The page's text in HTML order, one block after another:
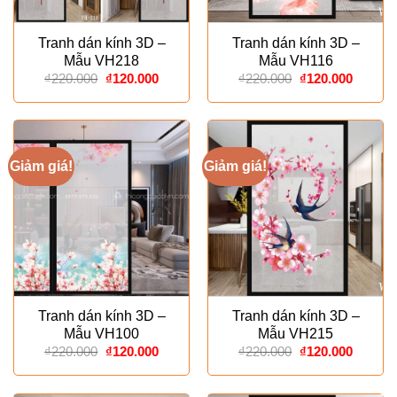
Tranh dán kính 3D –
Mẫu VH218
₫220.000 Giá
là:
₫220.000.
₫120.000Giá
tại
là:
₫120.000.
Tranh dán kính 3D –
Mẫu VH116
₫220.000 Giá
là:
₫220.000.
₫120.000Giá
tại
là:
Giảm giá!
Tranh dán kính 3D –
Mẫu VH100
₫220.000 Giá
là:
₫220.000.
₫120.000Giá
tại
là:
Giảm giá!
Tranh dán kính 3D –
Mẫu VH215
₫220.000 Giá
là:
₫220.000.
₫120.000Giá
tại
là: